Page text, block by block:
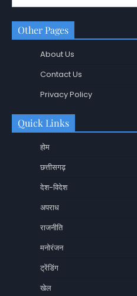
Other Pages
About Us
Contact Us
Privacy Policy
Quick Links
होम
छत्तीसगढ़
देश-विदेश
अपराध
राजनीति
मनोरंजन
ट्रेंडिंग
खेल